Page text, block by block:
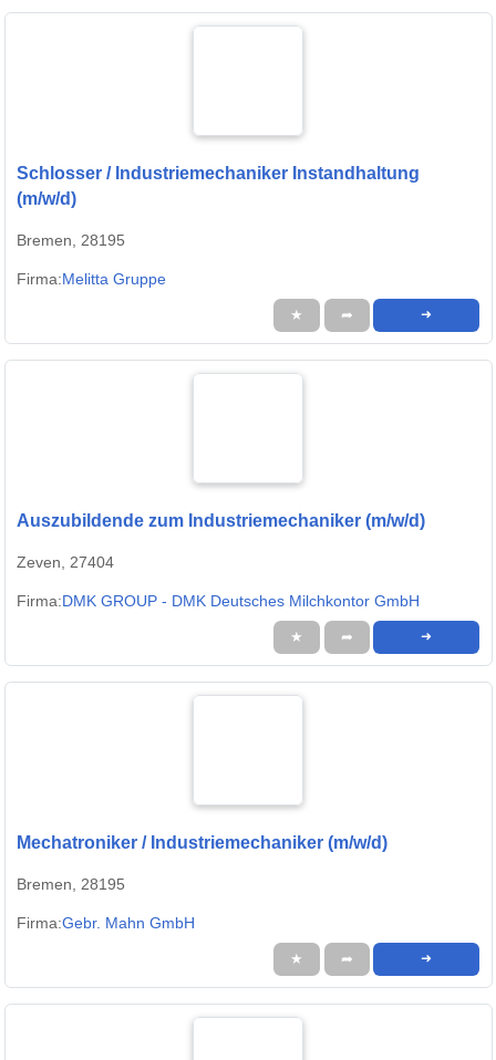
Schlosser / Industriemechaniker Instandhaltung
(m/w/d)
Bremen, 28195
Firma:Melitta Gruppe
★ ➦ ➜
Auszubildende zum Industriemechaniker (m/w/d)
Zeven, 27404
Firma:DMK GROUP - DMK Deutsches Milchkontor GmbH
★ ➦ ➜
Mechatroniker / Industriemechaniker (m/w/d)
Bremen, 28195
Firma:Gebr. Mahn GmbH
★ ➦ ➜